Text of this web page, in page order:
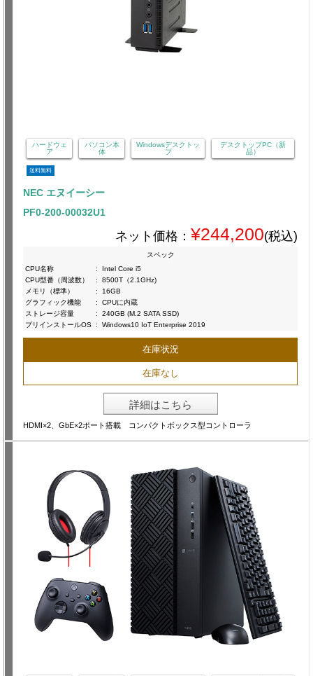
ハードウェ
ア
パソコン本
体
Windowsデスクトッ
プ
デスクトップPC（新
品）
送料無料
NEC エヌイーシー
PF0-200-00032U1
ネット価格： ¥244,200(税込)
スペック
CPU名称
:
Intel Core i5
CPU型番（周波数）
:
8500T（2.1GHz)
メモリ（標準）
:
16GB
グラフィック機能
:
CPUに内蔵
ストレージ容量
:
240GB (M.2 SATA SSD)
プリインストールOS : Windows10 IoT Enterprise 2019
在庫状況
在庫なし
詳細はこちら
HDMI×2、GbE×2ポート搭載 コンパクトボックス型コントローラ